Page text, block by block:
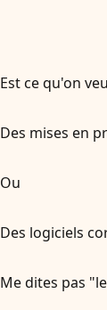
Est ce qu'on
Des mises en
Ou
Des logiciels
Me dites pas